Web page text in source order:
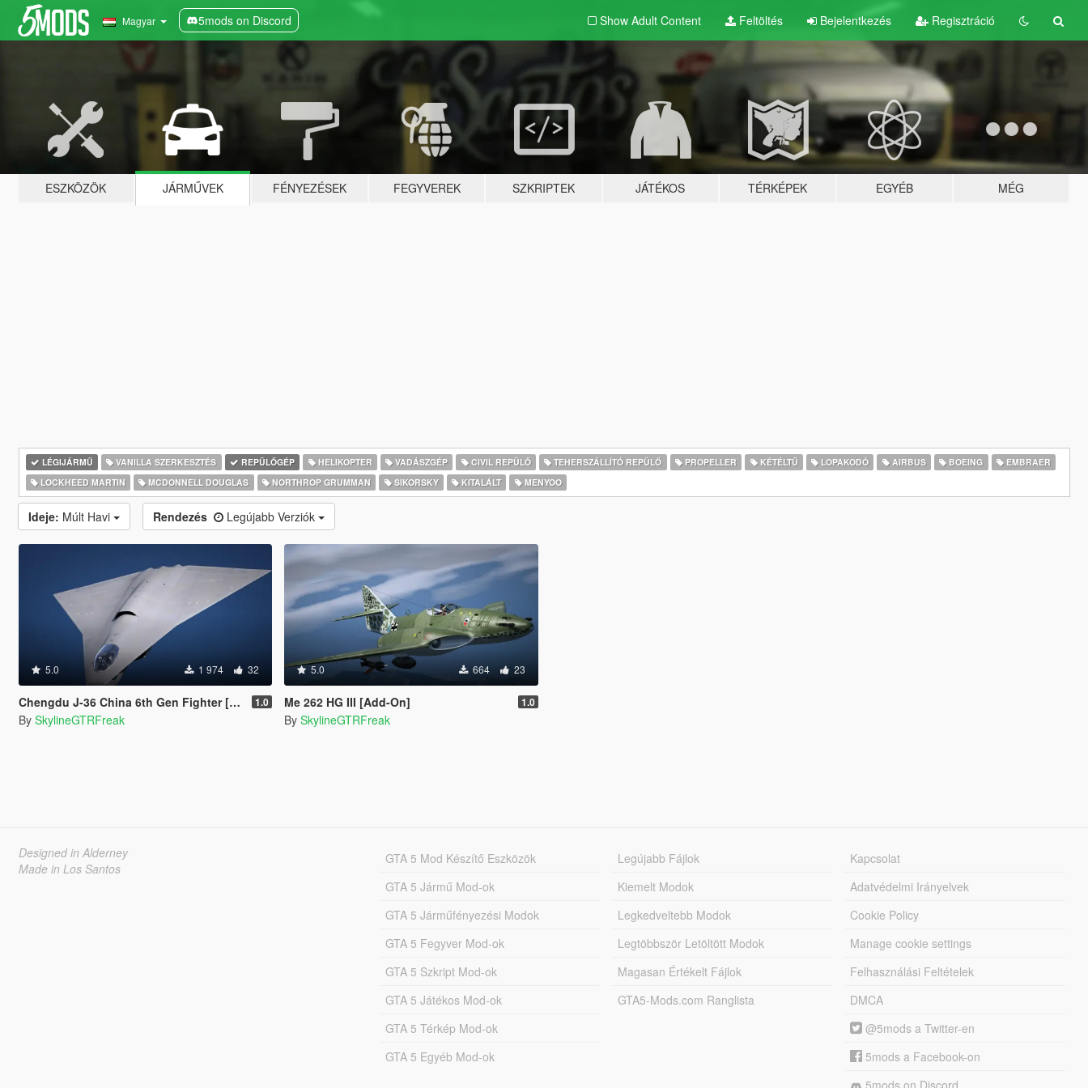
Magyar 5mods on Discord Show Adult Content Feltöltés Bejelentkezés Regisztráció
ESZKÖZÖK JÁRMŰVEK FÉNYEZÉSEK FEGYVEREK SZKRIPTEK JÁTÉKOS TÉRKÉPEK EGYÉB MÉG
LÉGIJÁRMŰ VANILLA SZERKESZTÉS REPÜLŐGÉP HELIKOPTER VADÁSZGÉP CIVIL REPÜLŐ TEHERSZÁLLÍTÓ REPÜLŐ PROPELLER KÉTÉLTŰ LOPAKODÓ AIRBUS BOEING
EMBRAER
LOCKHEED MARTIN
MCDONNELL DOUGLAS NORTHROP GRUMMAN SIKORSKY KITALÁLT MENYOO
Ideje: Múlt Havi Rendezés Legújabb Verziók
5.0 1 974 32
Chengdu J-36 China 6th Gen Fighter [Add-On | VehFuncs V] 1.0
By SkylineGTRFreak
5.0 664 23
Me 262 HG III [Add-On] 1.0
By SkylineGTRFreak
Designed in Alderney
Made in Los Santos
GTA 5 Mod Készítő Eszközök
GTA 5 Jármű Mod-ok
GTA 5 Járműfényezési Modok
GTA 5 Fegyver Mod-ok
GTA 5 Szkript Mod-ok
GTA 5 Játékos Mod-ok
GTA 5 Térkép Mod-ok
GTA 5 Egyéb Mod-ok
Legújabb Fájlok
Kiemelt Modok
Legkedveltebb Modok
Legtöbbször Letöltött Modok
Magasan Értékelt Fájlok
GTA5-Mods.com Ranglista
Kapcsolat
Adatvédelmi Irányelvek
Cookie Policy
Manage cookie settings
Felhasználási Feltételek
DMCA
@5mods a Twitter-en
5mods a Facebook-on
5mods on Discord